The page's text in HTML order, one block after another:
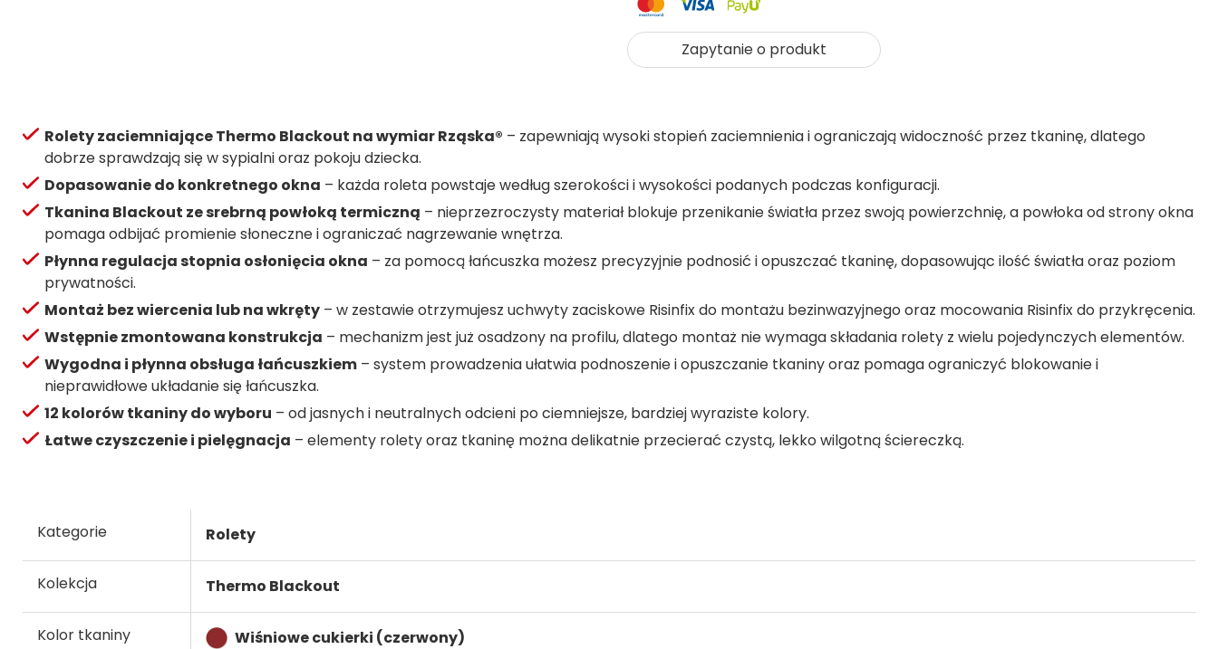
Zapytanie o produkt
Rolety zaciemniające Thermo Blackout na wymiar Rząska® – zapewniają wysoki stopień zaciemnienia i ograniczają widoczność przez tkaninę, dlatego
dobrze sprawdzają się w sypialni oraz pokoju dziecka.
Dopasowanie do konkretnego okna – każda roleta powstaje według szerokości i wysokości podanych podczas konfiguracji.
Tkanina Blackout ze srebrną powłoką termiczną – nieprzezroczysty materiał blokuje przenikanie światła przez swoją powierzchnię, a powłoka od strony okna
pomaga odbijać promienie słoneczne i ograniczać nagrzewanie wnętrza.
Płynna regulacja stopnia osłonięcia okna – za pomocą łańcuszka możesz precyzyjnie podnosić i opuszczać tkaninę, dopasowując ilość światła oraz poziom
prywatności.
Montaż bez wiercenia lub na wkręty – w zestawie otrzymujesz uchwyty zaciskowe Risinfix do montażu bezinwazyjnego oraz mocowania Risinfix do przykręcenia.
Wstępnie zmontowana konstrukcja – mechanizm jest już osadzony na profilu, dlatego montaż nie wymaga składania rolety z wielu pojedynczych elementów.
Wygodna i płynna obsługa łańcuszkiem – system prowadzenia ułatwia podnoszenie i opuszczanie tkaniny oraz pomaga ograniczyć blokowanie i
nieprawidłowe układanie się łańcuszka.
12 kolorów tkaniny do wyboru – od jasnych i neutralnych odcieni po ciemniejsze, bardziej wyraziste kolory.
Łatwe czyszczenie i pielęgnacja – elementy rolety oraz tkaninę można delikatnie przecierać czystą, lekko wilgotną ściereczką.
Kategorie Rolety
Kolekcja Thermo Blackout
Kolor tkaniny Wiśniowe cukierki (czerwony)